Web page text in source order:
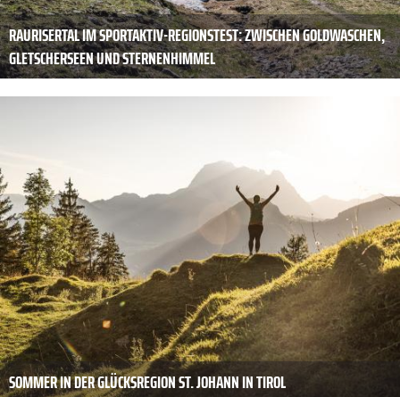
RAURISERTAL IM SPORTAKTIV-REGIONSTEST: ZWISCHEN GOLDWASCHEN,
GLETSCHERSEEN UND STERNENHIMMEL
SOMMER IN DER GLÜCKSREGION ST. JOHANN IN TIROL